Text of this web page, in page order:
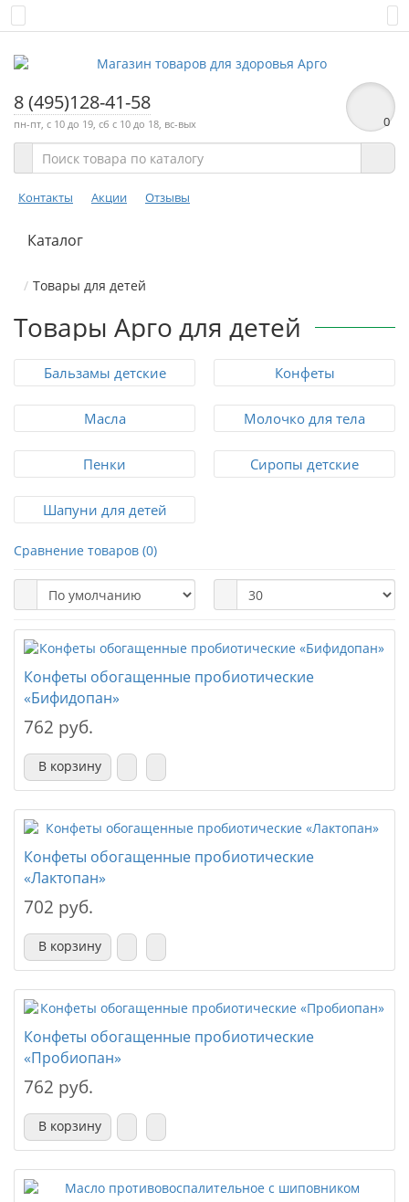
8 (495)128-41-58
пн-пт, с 10 до 19, сб с 10 до 18, вс-вых 0
Контакты Акции Отзывы
Каталог
Товары для детей
Товары Арго для детей
Бальзамы детские Конфеты
Масла Молочко для тела
Пенки Сиропы детские
Шапуни для детей
Сравнение товаров (0)
Конфеты обогащенные пробиотические
«Бифидопан»
762 руб.
В корзину
Конфеты обогащенные пробиотические
«Лактопан»
702 руб.
В корзину
Конфеты обогащенные пробиотические
«Пробиопан»
762 руб.
В корзину